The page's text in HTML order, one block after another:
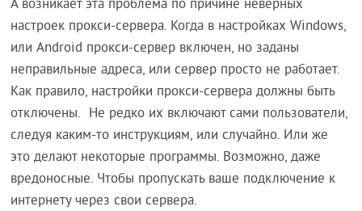
А возникает эта проблема по причине неверных
настроек прокси-сервера. Когда в настройках Windows,
или Android прокси-сервер включен, но заданы
неправильные адреса, или сервер просто не работает.
Как правило, настройки прокси-сервера должны быть
отключены. Не редко их включают сами пользователи,
следуя каким-то инструкциям, или случайно. Или же
это делают некоторые программы. Возможно, даже
вредоносные. Чтобы пропускать ваше подключение к
интернету через свои сервера.